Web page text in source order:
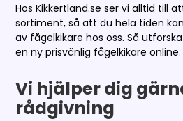
Hos Kikkertland.se ser vi alltid till
sortiment, så att du hela tiden
av fågelkikare hos oss. Så
en ny prisvänlig fågelkikare online.
Vi hjälper dig
rådgivning